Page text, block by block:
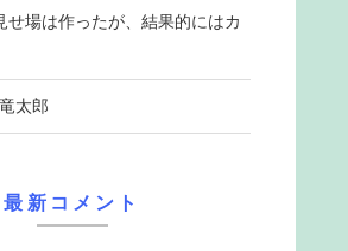
せ場は作ったが、結果的にはカ
太郎
最新コメント